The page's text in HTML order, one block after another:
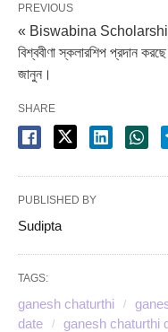
PREVIOUS
« Biswabina Scholarship:
বিশ্ববীণা স্কলারশিপ প্রদান
জানুন।
SHARE
PUBLISHED BY
Sudipta
TAGS:
ganesh chaturthi
date
ganesh chaturthi